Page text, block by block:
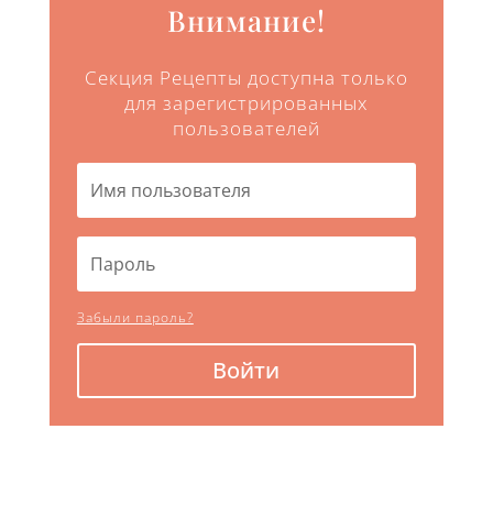
Внимание!
Секция Рецепты доступна только
для зарегистрированных
пользователей
Забыли пароль?
Войти